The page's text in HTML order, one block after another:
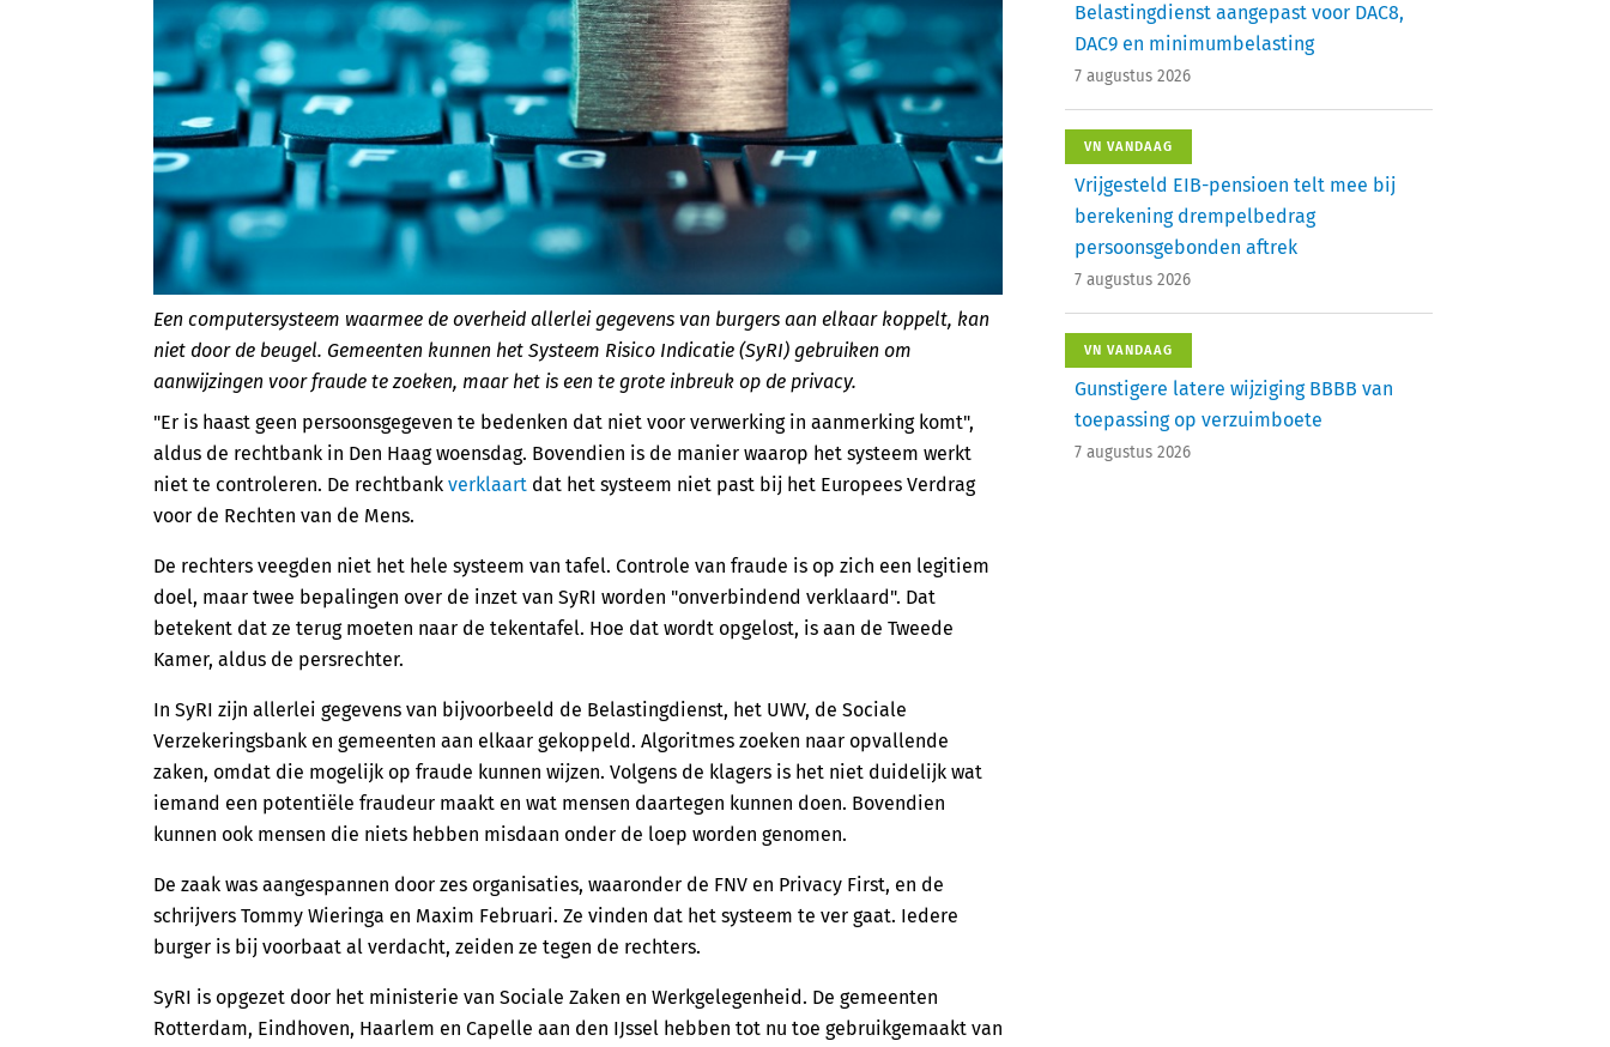
Een computersysteem waarmee de overheid allerlei gegevens van burgers aan elkaar koppelt, kan
niet door de beugel. Gemeenten kunnen het Systeem Risico Indicatie (SyRI) gebruiken om
aanwijzingen voor fraude te zoeken, maar het is een te grote inbreuk op de privacy.
"Er is haast geen persoonsgegeven te bedenken dat niet voor verwerking in aanmerking komt",
aldus de rechtbank in Den Haag woensdag. Bovendien is de manier waarop het systeem werkt
niet te controleren. De rechtbank verklaart dat het systeem niet past bij het Europees Verdrag
voor de Rechten van de Mens.
De rechters veegden niet het hele systeem van tafel. Controle van fraude is op zich een legitiem
doel, maar twee bepalingen over de inzet van SyRI worden "onverbindend verklaard". Dat
betekent dat ze terug moeten naar de tekentafel. Hoe dat wordt opgelost, is aan de Tweede
Kamer, aldus de persrechter.
In SyRI zijn allerlei gegevens van bijvoorbeeld de Belastingdienst, het UWV, de Sociale
Verzekeringsbank en gemeenten aan elkaar gekoppeld. Algoritmes zoeken naar opvallende
zaken, omdat die mogelijk op fraude kunnen wijzen. Volgens de klagers is het niet duidelijk wat
iemand een potentiële fraudeur maakt en wat mensen daartegen kunnen doen. Bovendien
kunnen ook mensen die niets hebben misdaan onder de loep worden genomen.
De zaak was aangespannen door zes organisaties, waaronder de FNV en Privacy First, en de
schrijvers Tommy Wieringa en Maxim Februari. Ze vinden dat het systeem te ver gaat. Iedere
burger is bij voorbaat al verdacht, zeiden ze tegen de rechters.
SyRI is opgezet door het ministerie van Sociale Zaken en Werkgelegenheid. De gemeenten
Rotterdam, Eindhoven, Haarlem en Capelle aan den IJssel hebben tot nu toe gebruikgemaakt van
Belastingdienst aangepast voor DAC8,
DAC9 en minimumbelasting
7 augustus 2026
VN VANDAAG
Vrijgesteld EIB-pensioen telt mee bij
berekening drempelbedrag
persoonsgebonden aftrek
7 augustus 2026
VN VANDAAG
Gunstigere latere wijziging BBBB van
toepassing op verzuimboete
7 augustus 2026